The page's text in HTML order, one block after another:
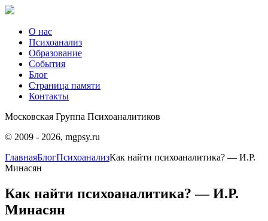
О нас
Психоанализ
Образование
События
Блог
Страница памяти
Контакты
Московская Группа Психоаналитиков
© 2009 - 2026, mgpsy.ru
ГлавнаяБлогПсихоанализКак найти психоаналитика? — И.Р.
Минасян
Как найти психоаналитика? — И.Р.
Минасян